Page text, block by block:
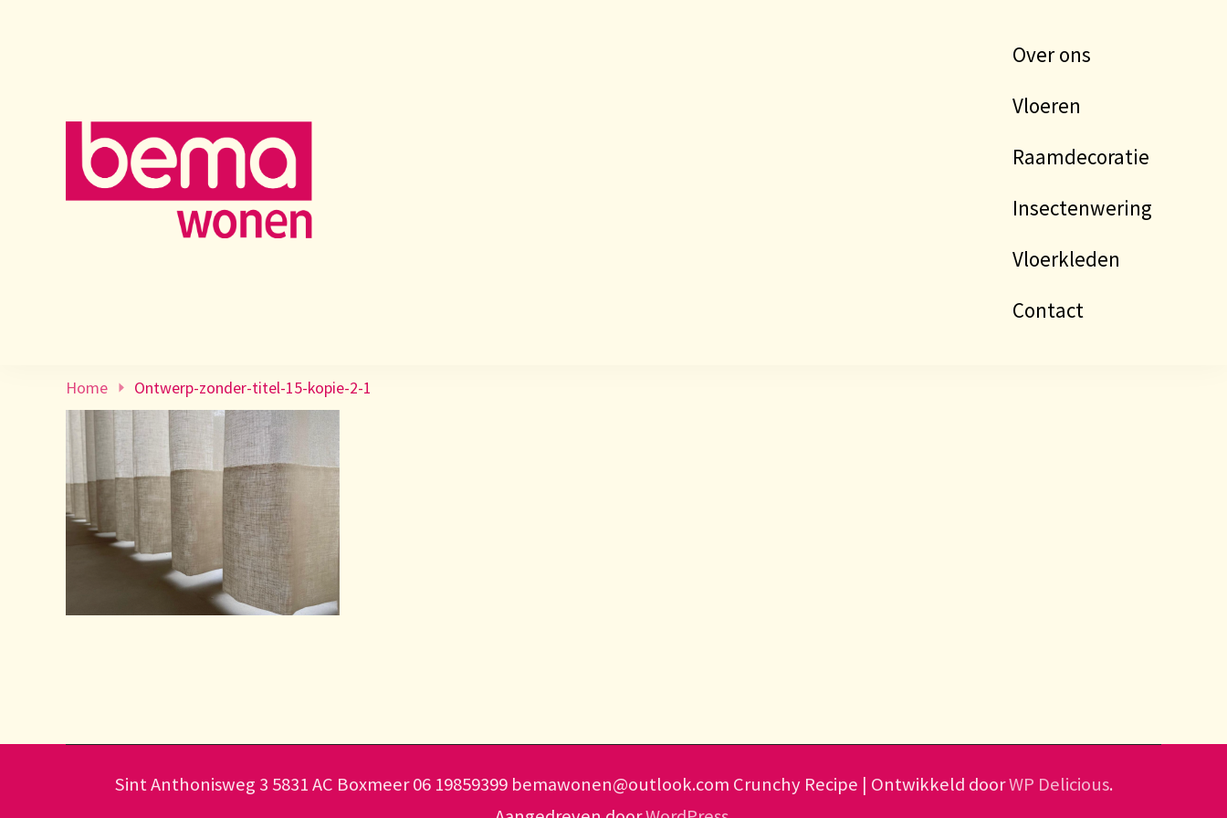
Over ons
Vloeren
Raamdecoratie
Insectenwering
Vloerkleden
Contact
Home Ontwerp-zonder-titel-15-kopie-2-1
Sint Anthonisweg 3 5831 AC Boxmeer 06 19859399 bemawonen@outlook.com Crunchy Recipe | Ontwikkeld doorWP Delicious.